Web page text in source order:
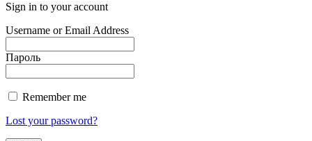
Sign in to your account
Username or Email Address
Пароль
Remember me
Lost your password?